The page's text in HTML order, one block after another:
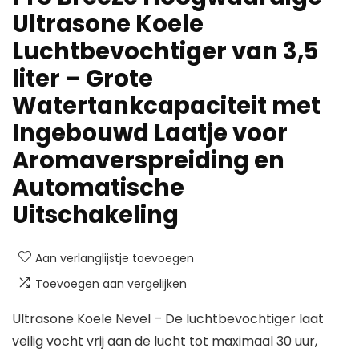
Ultrasone Koele
Luchtbevochtiger van 3,5
liter – Grote
Watertankcapaciteit met
Ingebouwd Laatje voor
Aromaverspreiding en
Automatische
Uitschakeling
Aan verlanglijstje toevoegen
Toevoegen aan vergelijken
Ultrasone Koele Nevel – De luchtbevochtiger laat
veilig vocht vrij aan de lucht tot maximaal 30 uur,